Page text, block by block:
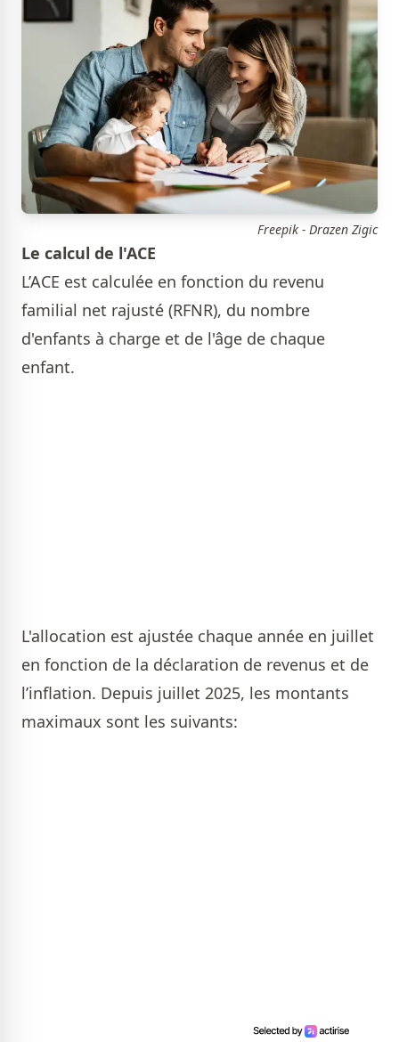
Freepik - Drazen Zigic
Le calcul de l'ACE
L’ACE est calculée en fonction du revenu
familial net rajusté (RFNR), du nombre
d'enfants à charge et de l'âge de chaque
enfant.
L'allocation est ajustée chaque année en juillet
en fonction de la déclaration de revenus et de
l’inflation. Depuis juillet 2025, les montants
maximaux sont les suivants: